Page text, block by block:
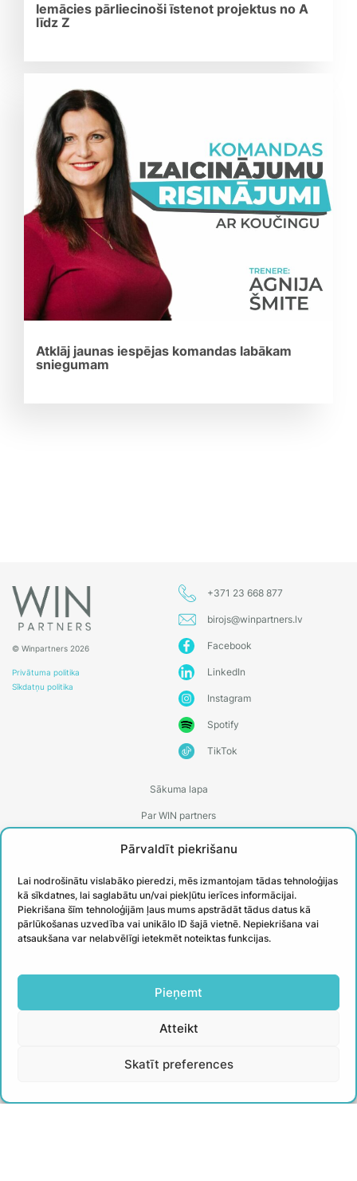
Pārvaldīt piekrišanu
Lai nodrošinātu vislabāko pieredzi, mēs izmantojam tādas tehnoloģijas
kā sīkdatnes, lai saglabātu un/vai piekļūtu ierīces informācijai.
Piekrišana šīm tehnoloģijām ļaus mums apstrādāt tādus datus kā
pārlūkošanas uzvedība vai unikālo ID šajā vietnē. Nepiekrišana vai
atsaukšana var nelabvēlīgi ietekmēt noteiktas funkcijas.
Pieņemt
Atteikt
Skatīt preferences
Iemācies pārliecinoši īstenot projektus no A
līdz Z
Atklāj jaunas iespējas komandas labākam
sniegumam
© Winpartners 2026
Privātuma politika
Sīkdatņu politika
+371 23 668 877
birojs@winpartners.lv
Facebook
LinkedIn
Instagram
Spotify
TikTok
Sākuma lapa
Par WIN partners
Treneri
Biežāk uzdotie jautājumi
Īstenotie projekti
JAUNUMIEM
padomus no WIN treneriem